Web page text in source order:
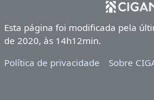
Esta página foi modificada pela
de 2020, às 14h12min.
Política de privacidade
Sobre